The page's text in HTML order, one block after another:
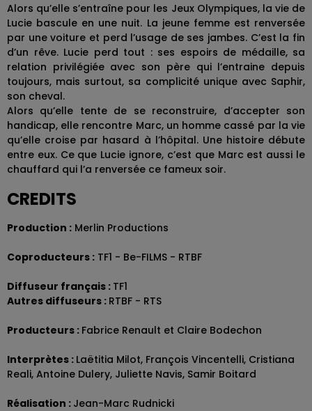
Alors qu’elle s’entraîne pour les Jeux Olympiques, la vie de
Lucie bascule en une nuit. La jeune femme est renversée
par une voiture et perd l’usage de ses jambes. C’est la fin
d’un rêve. Lucie perd tout : ses espoirs de médaille, sa
relation privilégiée avec son père qui l’entraine depuis
toujours, mais surtout, sa complicité unique avec Saphir,
son cheval.
Alors qu’elle tente de se reconstruire, d’accepter son
handicap, elle rencontre Marc, un homme cassé par la vie
qu’elle croise par hasard à l’hôpital. Une histoire débute
entre eux. Ce que Lucie ignore, c’est que Marc est aussi le
chauffard qui l’a renversée ce fameux soir.
CREDITS
Production : Merlin Productions
Coproducteurs : TF1 - Be-FILMS - RTBF
Diffuseur français : TF1
Autres diffuseurs : RTBF - RTS
Producteurs : Fabrice Renault et Claire Bodechon
Interprètes : Laëtitia Milot, François Vincentelli, Cristiana
Reali, Antoine Dulery, Juliette Navis, Samir Boitard
Réalisation : Jean-Marc Rudnicki